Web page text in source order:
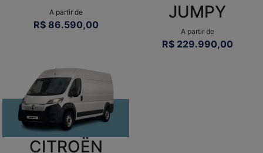
SIA Trecho 2 S/N - Zona Industrial, Brasília - DF, 01/02, Ao lado
da Champion Peugeot - Zona Industrial (Guará)
Como chegar
WHATSAPP
(61) 98625-2202
VEÍCULOS NOVOS
(61) 3301-9001